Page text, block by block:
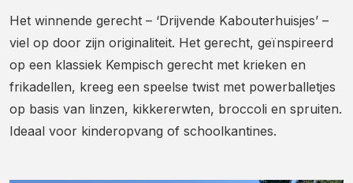
Het winnende gerecht – ‘Drijvende Kabouterhuisjes’ –
viel op door zijn originaliteit. Het gerecht, geïnspireerd
op een klassiek Kempisch gerecht met krieken en
frikadellen, kreeg een speelse twist met powerballetjes
op basis van linzen, kikkererwten, broccoli en spruiten.
Ideaal voor kinderopvang of schoolkantines.